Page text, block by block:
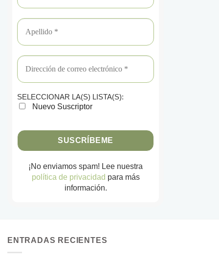
SELECCIONAR LA(S) LISTA(S):
Nuevo Suscriptor
¡No enviamos spam! Lee nuestra
política de privacidad para más
información.
ENTRADAS RECIENTES